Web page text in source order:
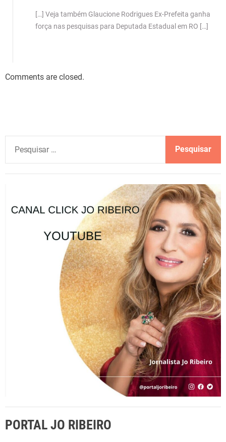
[…] Veja também Glaucione Rodrigues Ex-Prefeita ganha
força nas pesquisas para Deputada Estadual em RO […]
Comments are closed.
s
PORTAL JO RIBEIRO